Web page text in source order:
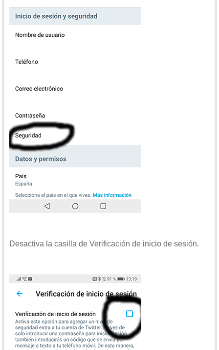
Desactiva la casilla de Verificación de inicio de sesión.